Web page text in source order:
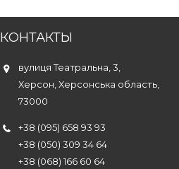
КОНТАКТЫ
вулиця Театральна, 3,
Херсон, Херсонська область,
73000
+38 (095) 658 93 93
+38 (050) 309 34 64
+38 (068) 166 60 64